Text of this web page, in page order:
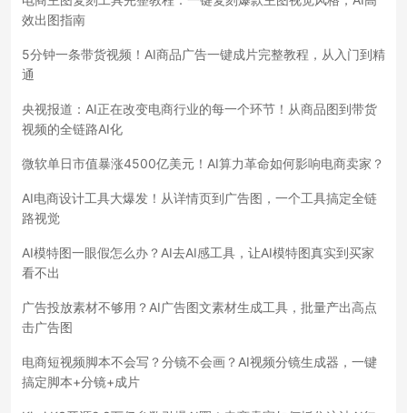
效出图指南
5分钟一条带货视频！AI商品广告一键成片完整教程，从入门到精
通
央视报道：AI正在改变电商行业的每一个环节！从商品图到带货
视频的全链路AI化
微软单日市值暴涨4500亿美元！AI算力革命如何影响电商卖家？
AI电商设计工具大爆发！从详情页到广告图，一个工具搞定全链
路视觉
AI模特图一眼假怎么办？AI去AI感工具，让AI模特图真实到买家
看不出
广告投放素材不够用？AI广告图文素材生成工具，批量产出高点
击广告图
电商短视频脚本不会写？分镜不会画？AI视频分镜生成器，一键
搞定脚本+分镜+成片